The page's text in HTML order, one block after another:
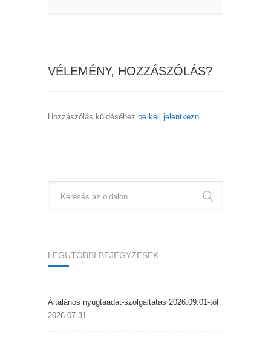
VÉLEMÉNY, HOZZÁSZÓLÁS?
Hozzászólás küldéséhez be kell jelentkezni.
LEGUTÓBBI BEJEGYZÉSEK
Általános nyugtaadat-szolgáltatás 2026.09.01-től
2026-07-31